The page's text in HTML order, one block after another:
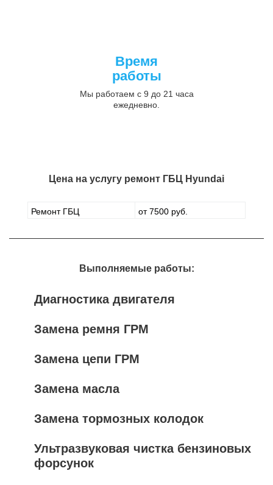
Время
работы
Мы работаем с 9 до 21 часа
ежедневно.
Цена на услугу ремонт ГБЦ Hyundai
Ремонт ГБЦ от 7500 руб.
Выполняемые работы:
Диагностика двигателя
Замена ремня ГРМ
Замена цепи ГРМ
Замена масла
Замена тормозных колодок
Ультразвуковая чистка бензиновых
форсунок